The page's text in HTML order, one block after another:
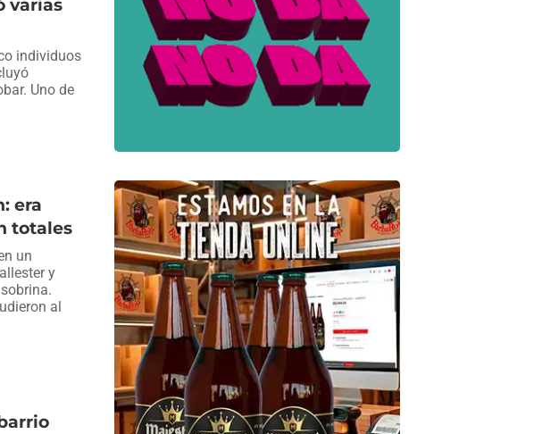
varias
individuos
Uno de
era
totales
un
y
al